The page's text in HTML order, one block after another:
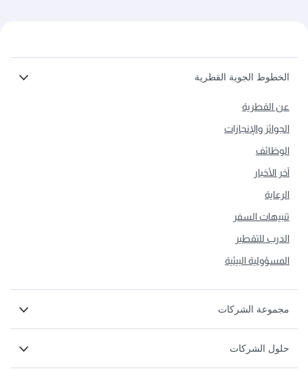
الخطوط الجوية القطرية
عن القطرية
الجوائز والإنجازات
الوظائف
آخر الأخبار
الرعاية
تنبيهات السفر
الدرب للتقطير
المسؤولية البيئية
مجموعة الشركات
حلول الشركات